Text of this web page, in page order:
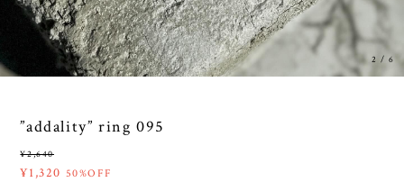
3 /6
”addality” ring 095
¥2,640
¥1,320 50%OFF